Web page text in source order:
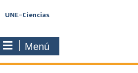
UNE-Ciencias
Menú